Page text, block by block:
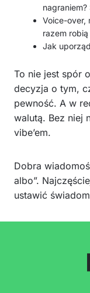
Voice-over,
razem
Jak
To nie jest spór
decyzja o tym,
pewność. A w
walutą. Bez niej
vibe’em.
Dobra
albo”.
ustawić